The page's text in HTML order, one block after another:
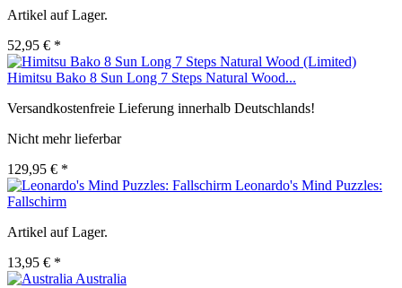
Artikel auf Lager.
52,95 € *
Himitsu Bako 8 Sun Long 7 Steps Natural Wood...
Versandkostenfreie Lieferung innerhalb Deutschlands!
Nicht mehr lieferbar
129,95 € *
Leonardo's Mind Puzzles:
Fallschirm
Artikel auf Lager.
13,95 € *
Australia